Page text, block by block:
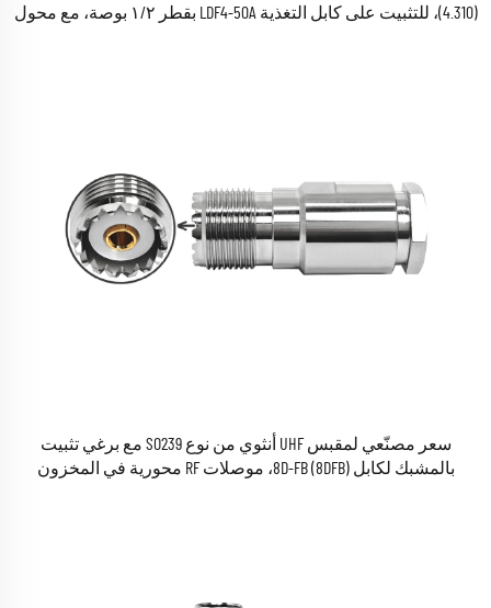
(4.310)، للتثبيت على كابل التغذية LDF4-50A بقطر ١/٢ بوصة، مع محول
سعر مصنّعي لمقبس UHF أنثوي من نوع SO239 مع برغي تثبيت
بالمشبك لكابل 8D-FB (8DFB)، موصلات RF محورية في المخزون